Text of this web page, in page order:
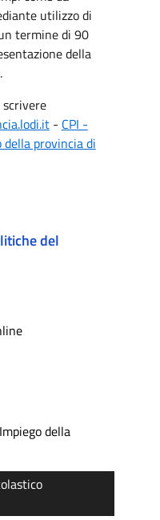
utilizzo di
termine di 90
della
- CPI -
della provincia di
del
della